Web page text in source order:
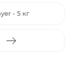
- 5 кг